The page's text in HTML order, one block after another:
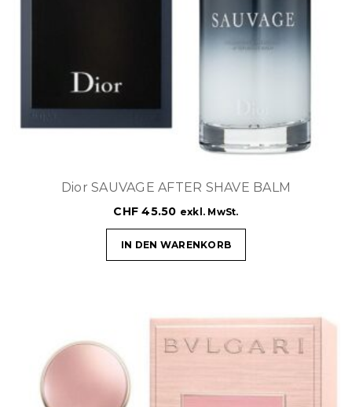
Dior SAUVAGE AFTER SHAVE BALM
CHF 45.50 exkl. MwSt.
IN DEN WARENKORB